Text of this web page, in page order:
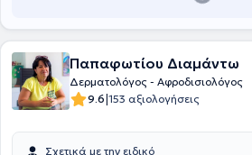
Παπαφωτίου Διαμάντω
Δερματολόγος - Αφροδισιολόγος
9.6|153 αξιολογήσεις
Σχετικά με την ειδικό